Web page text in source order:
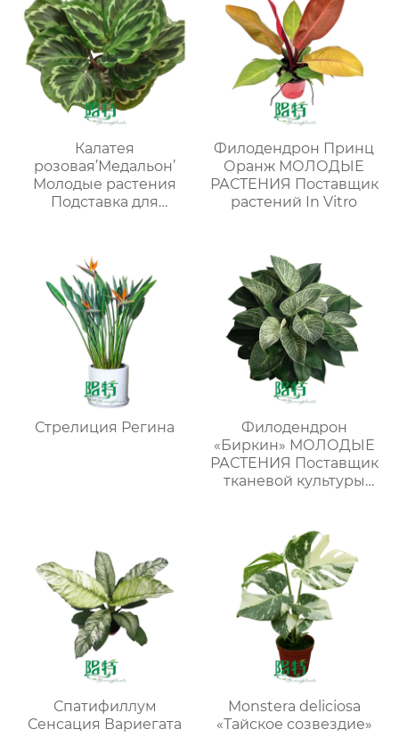
Калатея
розовая’Медальон’
Молодые растения
Подставка для
Филодендрон Принц
Оранж МОЛОДЫЕ
РАСТЕНИЯ Поставщик
растений In Vitro
Стрелиция Регина
Филодендрон
«Биркин» МОЛОДЫЕ
РАСТЕНИЯ Поставщик
тканевой культуры
Спатифиллум
Сенсация Вариегата
Monstera deliciosa
«Тайское созвездие»